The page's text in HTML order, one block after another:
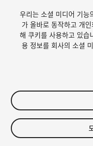
한국어
日本語
우리는 소셜 미디어 기능
가 올바로 동작하고 개
해 쿠키를 사용하고 있습
용 정보를 회사의 소셜